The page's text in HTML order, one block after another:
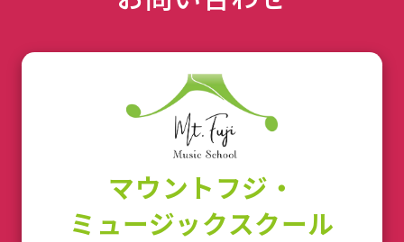
マウントフジ・
ミュージックスクール